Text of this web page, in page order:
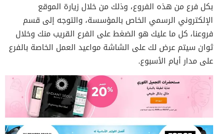
بكل فرع من هذه الفروع، وذلك من خلال زيارة الموقع
الإلكتروني الرسمي الخاص بالمؤسسة، والتوجه إلى قسم
فروعنا، كل ما عليك هو الضغط على الفرع القريب منك وخلال
ثوان سيتم عرض لك على الشاشة مواعيد العمل الخاصة بالفرع
على مدار أيام الأسبوع.